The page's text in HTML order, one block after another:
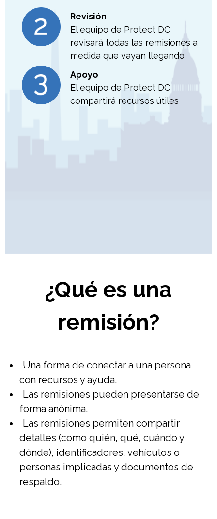
Revisión
El equipo de Protect DC
revisará todas las remisiones a
medida que vayan llegando
Apoyo
El equipo de Protect DC
compartirá recursos útiles
¿Qué es una
remisión?
Una forma de conectar a una persona
con recursos y ayuda.
Las remisiones pueden presentarse de
forma anónima.
Las remisiones permiten compartir
detalles (como quién, qué, cuándo y
dónde), identificadores, vehículos o
personas implicadas y documentos de
respaldo.